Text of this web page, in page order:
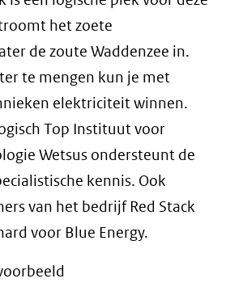
het zoete
de zoute Waddenzee in.
te mengen kun je met
elektriciteit winnen.
Top Instituut voor
Wetsus ondersteunt de
kennis. Ook
van het bedrijf Red Stack
voor Blue Energy.